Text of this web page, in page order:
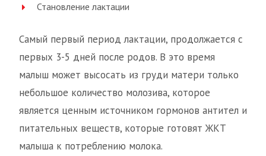
Становление лактации
Самый первый период лактации, продолжается с
первых 3-5 дней после родов. В это время
малыш может высосать из груди матери только
небольшое количество молозива, которое
является ценным источником гормонов антител и
питательных веществ, которые готовят ЖКТ
малыша к потреблению молока.